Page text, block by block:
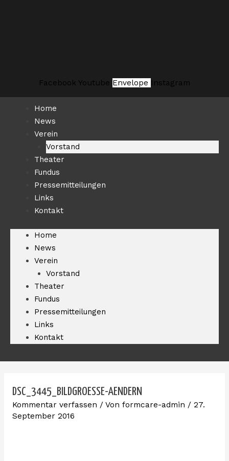
Facebook Youtube Envelope Instagram
Home
News
Verein
Vorstand
Theater
Fundus
Pressemitteilungen
Links
Kontakt
Home
News
Verein
Vorstand
Theater
Fundus
Pressemitteilungen
Links
Kontakt
DSC_3445_BILDGROESSE-AENDERN
Kommentar verfassen / Von formcare-admin / 27.
September 2016